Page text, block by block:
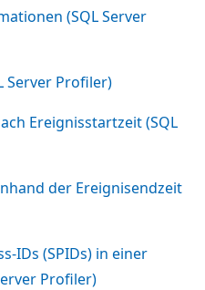
(SQL Server
Server Profiler)
Ereignisstartzeit (SQL
der Ereignisendzeit
IDs (SPIDs) in einer
Profiler)